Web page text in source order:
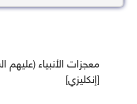
معجزات الأنبياء (عليهم
[إنكليزي]